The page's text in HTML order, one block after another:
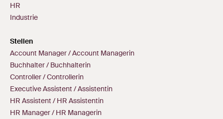
HR
Industrie
Stellen
Account Manager / Account Managerin
Buchhalter / Buchhalterin
Controller / Controllerin
Executive Assistent / Assistentin
HR Assistent / HR Assistentin
HR Manager / HR Managerin